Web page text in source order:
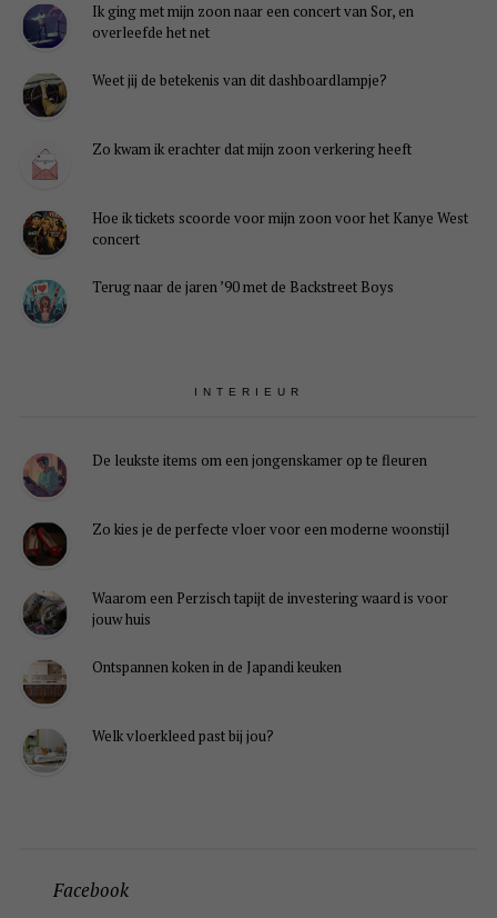
Ik ging met mijn zoon naar een concert van Sor, en
overleefde het net
Weet jij de betekenis van dit dashboardlampje?
Zo kwam ik erachter dat mijn zoon verkering heeft
Hoe ik tickets scoorde voor mijn zoon voor het Kanye West
concert
Terug naar de jaren ’90 met de Backstreet Boys
INTERIEUR
De leukste items om een jongenskamer op te fleuren
Zo kies je de perfecte vloer voor een moderne woonstijl
Waarom een Perzisch tapijt de investering waard is voor
jouw huis
Ontspannen koken in de Japandi keuken
Welk vloerkleed past bij jou?
Facebook